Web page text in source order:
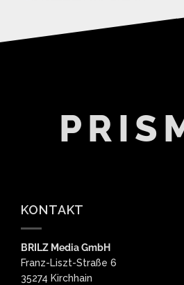
KONTAKT
BRILZ Media GmbH
Franz-Liszt-Straße 6
35274 Kirchhain